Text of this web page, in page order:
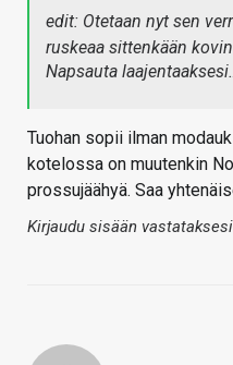
edit: Otetaan nyt sen
ruskeaa sittenkään
Napsauta
Tuohan sopii ilman
kotelossa on muutenkin
prossujäähyä. Saa
Kirjaudu sisään vastataksesi